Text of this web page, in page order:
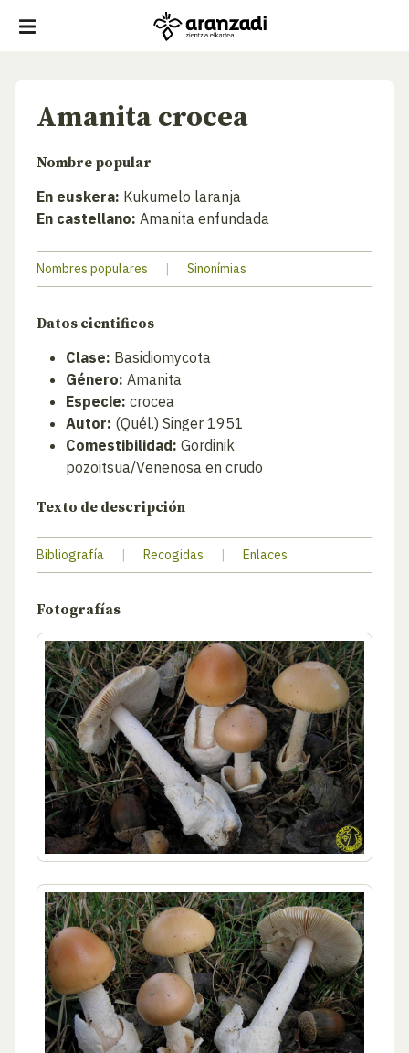
Amanita crocea
Nombre popular
En euskera: Kukumelo laranja
En castellano: Amanita enfundada
Nombres populares | Sinonímias
Datos cientificos
Clase: Basidiomycota
Género: Amanita
Especie: crocea
Autor: (Quél.) Singer 1951
Comestibilidad: Gordinik
pozoitsua/Venenosa en crudo
Texto de descripción
Bibliografía | Recogidas | Enlaces
Fotografías